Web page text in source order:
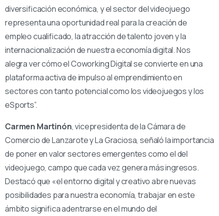
diversificación económica, y el sector del videojuego
representa una oportunidad real para la creación de
empleo cualificado, la atracción de talento joven y la
internacionalización de nuestra economía digital. Nos
alegra ver cómo el Coworking Digital se convierte en una
plataforma activa de impulso al emprendimiento en
sectores con tanto potencial como los videojuegos y los
eSports”.
Carmen Martinón, vicepresidenta de la Cámara de
Comercio de Lanzarote y La Graciosa, señaló la importancia
de poner en valor sectores emergentes como el del
videojuego, campo que cada vez genera más ingresos.
Destacó que «el entorno digital y creativo abre nuevas
posibilidades para nuestra economía, trabajar en este
ámbito significa adentrarse en el mundo del